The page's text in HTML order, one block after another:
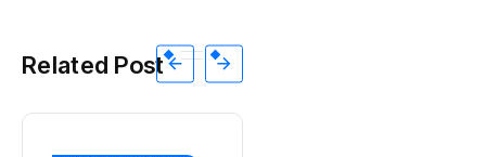
Related Post